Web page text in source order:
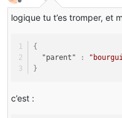
Hors-ligne
logique tu t’es tromper, et
{
"parent"
:
}
c’est :